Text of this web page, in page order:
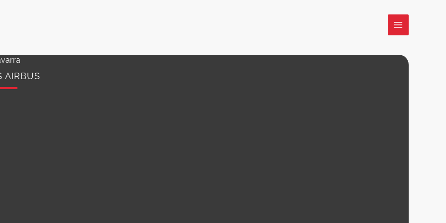
AIRBUS